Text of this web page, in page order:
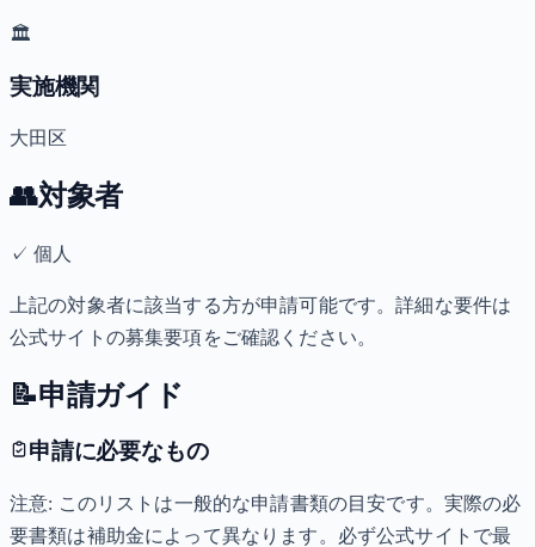
🏛️
実施機関
大田区
👥対象者
✓個人
上記の対象者に該当する方が申請可能です。詳細な要件は
公式サイトの募集要項をご確認ください。
📝申請ガイド
申請に必要なもの
注意: このリストは一般的な申請書類の目安です。実際の必
要書類は補助金によって異なります。必ず公式サイトで最